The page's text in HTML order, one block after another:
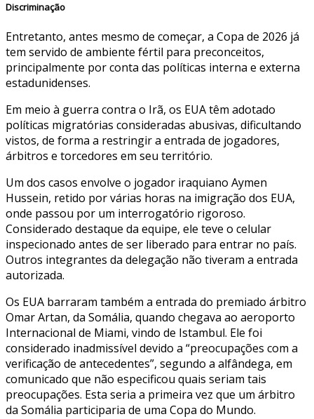
Discriminação
Entretanto, antes mesmo de começar, a Copa de 2026 já
tem servido de ambiente fértil para preconceitos,
principalmente por conta das políticas interna e externa
estadunidenses.
Em meio à guerra contra o Irã, os EUA têm adotado
políticas migratórias consideradas abusivas, dificultando
vistos, de forma a restringir a entrada de jogadores,
árbitros e torcedores em seu território.
Um dos casos envolve o jogador iraquiano Aymen
Hussein, retido por várias horas na imigração dos EUA,
onde passou por um interrogatório rigoroso.
Considerado destaque da equipe, ele teve o celular
inspecionado antes de ser liberado para entrar no país.
Outros integrantes da delegação não tiveram a entrada
autorizada.
Os EUA barraram também a entrada do premiado árbitro
Omar Artan, da Somália, quando chegava ao aeroporto
Internacional de Miami, vindo de Istambul. Ele foi
considerado inadmissível devido a “preocupações com a
verificação de antecedentes”, segundo a alfândega, em
comunicado que não especificou quais seriam tais
preocupações. Esta seria a primeira vez que um árbitro
da Somália participaria de uma Copa do Mundo.